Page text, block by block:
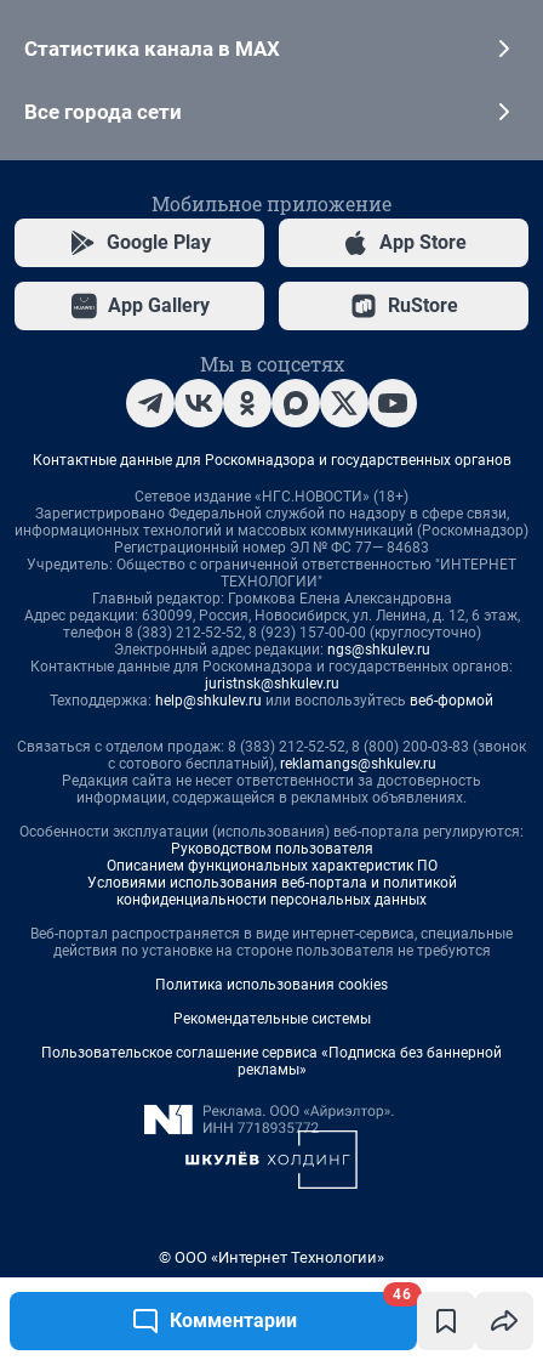
Комментарии
46
Статистика канала в MAX
Все города сети
Мобильное приложение
Google Play App Store
App Gallery RuStore
Мы в соцсетях
Контактные данные для Роскомнадзора и государственных органов
Сетевое издание «НГС.НОВОСТИ» (18+)
Зарегистрировано Федеральной службой по надзору в сфере связи,
информационных технологий и массовых коммуникаций (Роскомнадзор)
Регистрационный номер ЭЛ № ФС 77— 84683
Учредитель: Общество с ограниченной ответственностью "ИНТЕРНЕТ
ТЕХНОЛОГИИ"
Главный редактор: Громкова Елена Александровна
Адрес редакции: 630099, Россия, Новосибирск, ул. Ленина, д. 12, 6 этаж,
телефон 8 (383) 212-52-52, 8 (923) 157-00-00 (круглосуточно)
Электронный адрес редакции: ngs@shkulev.ru
Контактные данные для Роскомнадзора и государственных органов:
juristnsk@shkulev.ru
Техподдержка: help@shkulev.ru или воспользуйтесь веб-формой
Связаться с отделом продаж: 8 (383) 212-52-52, 8 (800) 200-03-83 (звонок
с сотового бесплатный), reklamangs@shkulev.ru
Редакция сайта не несет ответственности за достоверность
информации, содержащейся в рекламных объявлениях.
Особенности эксплуатации (использования) веб-портала регулируются:
Руководством пользователя
Описанием функциональных характеристик ПО
Условиями использования веб-портала и политикой
конфиденциальности персональных данных
Веб-портал распространяется в виде интернет-сервиса, специальные
действия по установке на стороне пользователя не требуются
Политика использования cookies
Рекомендательные системы
Пользовательское соглашение сервиса «Подписка без баннерной
рекламы»
© ООО «Интернет Технологии»